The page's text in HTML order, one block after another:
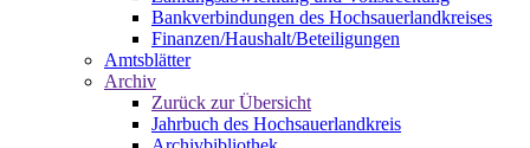
Bankverbindungen des Hochsauerlandkreises
Finanzen/Haushalt/Beteiligungen
Amtsblätter
Archiv
Zurück zur Übersicht
Jahrbuch des Hochsauerlandkreis